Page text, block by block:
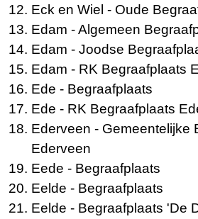
Eck en Wiel - Oude
Edam - Algemeen
Edam - Joodse
Edam - RK Begraafplaats
Ede - Begraafplaats
Ede - RK Begraafplaats
Ederveen - Gemeentelijke
Ederveen
Eede - Begraafplaats
Eelde - Begraafplaats
Eelde - Begraafplaats 'De